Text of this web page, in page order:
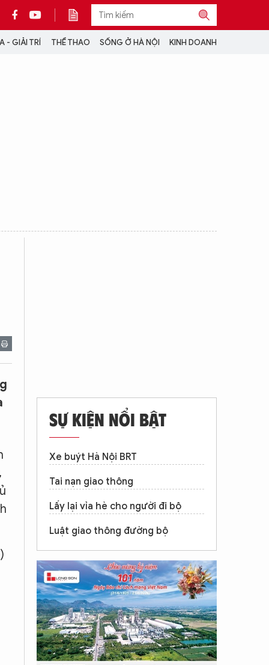
- GIẢI TRÍ THỂ THAO SỐNG Ở HÀ NỘI KINH DOANH
SỰ KIỆN NỔI BẬT
Xe buýt Hà Nội BRT
Tai nạn giao thông
Lấy lại vỉa hè cho người đi bộ
Luật giao thông đường bộ